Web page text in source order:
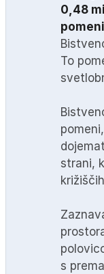
0,48
To
strani,
s